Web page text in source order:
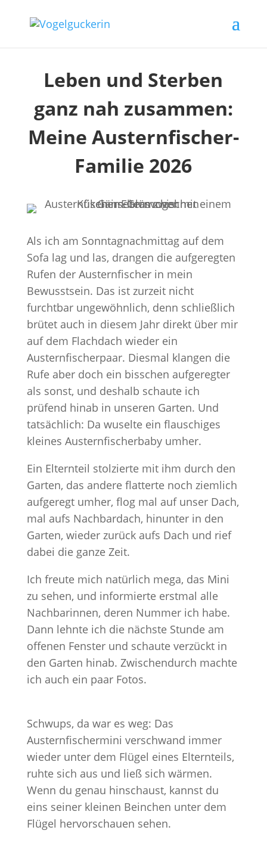
Leben und Sterben
ganz nah zusammen:
Meine Austernfischer-
Familie 2026
Als ich am Sonntagnachmittag auf dem
Sofa lag und las, drangen die aufgeregten
Rufen der Austernfischer in mein
Bewusstsein. Das ist zurzeit nicht
furchtbar ungewöhnlich, denn schließlich
brütet auch in diesem Jahr direkt über mir
auf dem Flachdach wieder ein
Austernfischerpaar. Diesmal klangen die
Rufe aber doch ein bisschen aufgeregter
als sonst, und deshalb schaute ich
prüfend hinab in unseren Garten. Und
tatsächlich: Da wuselte ein flauschiges
kleines Austernfischerbaby umher.
Ein Elternteil stolzierte mit ihm durch den
Garten, das andere flatterte noch ziemlich
aufgeregt umher, flog mal auf unser Dach,
mal aufs Nachbardach, hinunter in den
Garten, wieder zurück aufs Dach und rief
dabei die ganze Zeit.
Ich freute mich natürlich mega, das Mini
zu sehen, und informierte erstmal alle
Nachbarinnen, deren Nummer ich habe.
Dann lehnte ich die nächste Stunde am
offenen Fenster und schaute verzückt in
den Garten hinab. Zwischendurch machte
ich auch ein paar Fotos.
Schwups, da war es weg: Das
Austernfischermini verschwand immer
wieder unter dem Flügel eines Elternteils,
ruhte sich aus und ließ sich wärmen.
Wenn du genau hinschaust, kannst du
eins seiner kleinen Beinchen unter dem
Flügel hervorschauen sehen.